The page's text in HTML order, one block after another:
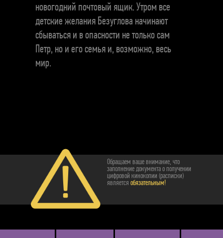
новогодний почтовый ящик. Утром все
детские желания Безуглова начинают
сбываться и в опасности не только сам
Петр, но и его семья и, возможно, весь
мир.
Обращаем ваше внимание, что
заполнение документа о получении
цифровой кинокопии (расписки)
является обязательным!